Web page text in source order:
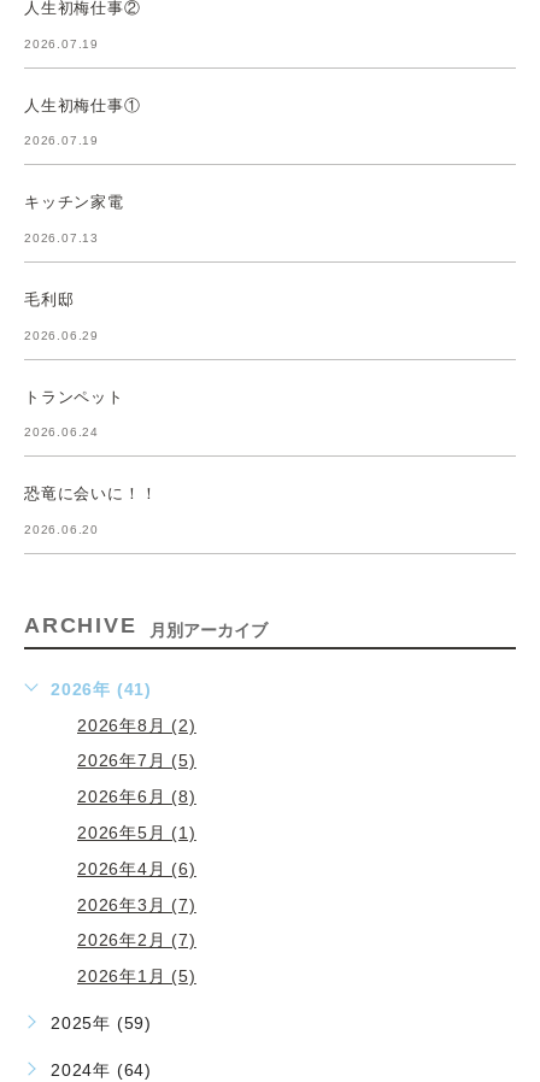
人生初梅仕事②
2026.07.19
人生初梅仕事①
2026.07.19
キッチン家電
2026.07.13
毛利邸
2026.06.29
トランペット
2026.06.24
恐竜に会いに！！
2026.06.20
ARCHIVE 月別アーカイブ
2026年 (41)
2026年8月 (2)
2026年7月 (5)
2026年6月 (8)
2026年5月 (1)
2026年4月 (6)
2026年3月 (7)
2026年2月 (7)
2026年1月 (5)
2025年 (59)
2024年 (64)